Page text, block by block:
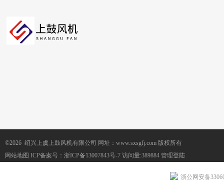
©2026 绍兴上虞上鼓风机有限公司 网址：www.sxsgfj.com 版权所有
网站地图 ICP备案号： 浙ICP备13007843号-7 访问量:389884 管理登陆
浙公网安备